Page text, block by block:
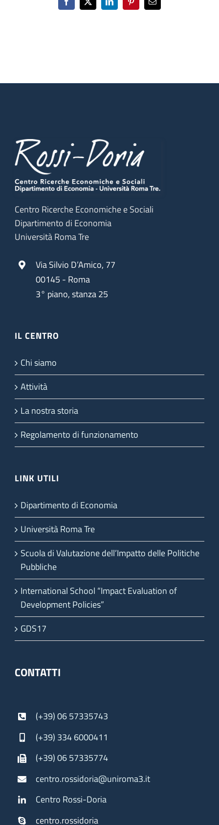
Facebook
X LinkedInPinterestEmail
Centro Ricerche Economiche e Sociali
Dipartimento di Economia
Università Roma Tre
Via Silvio D’Amico, 77
00145 - Roma
3° piano, stanza 25
IL CENTRO
Chi siamo
Attività
La nostra storia
Regolamento di funzionamento
LINK UTILI
Dipartimento di Economia
Università Roma Tre
Scuola di Valutazione dell’Impatto delle Politiche
Pubbliche
International School “Impact Evaluation of
Development Policies”
GDS17
CONTATTI
(+39) 06 57335743
(+39) 334 6000411
(+39) 06 57335774
centro.rossidoria@uniroma3.it
Centro Rossi-Doria
centro.rossidoria